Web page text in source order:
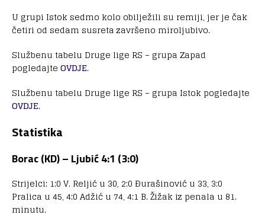
U grupi Istok sedmo kolo obilježili su remiji, jer je čak
četiri od sedam susreta završeno miroljubivo.
Službenu tabelu Druge lige RS – grupa Zapad
pogledajte OVDJE.
Službenu tabelu Druge lige RS – grupa Istok pogledajte
OVDJE.
Statistika
Borac (KD) – Ljubić 4:1 (3:0)
Strijelci: 1:0 V. Reljić u 30, 2:0 Đurašinović u 33, 3:0
Pralica u 45, 4:0 Adžić u 74, 4:1 B. Žižak iz penala u 81.
minutu.